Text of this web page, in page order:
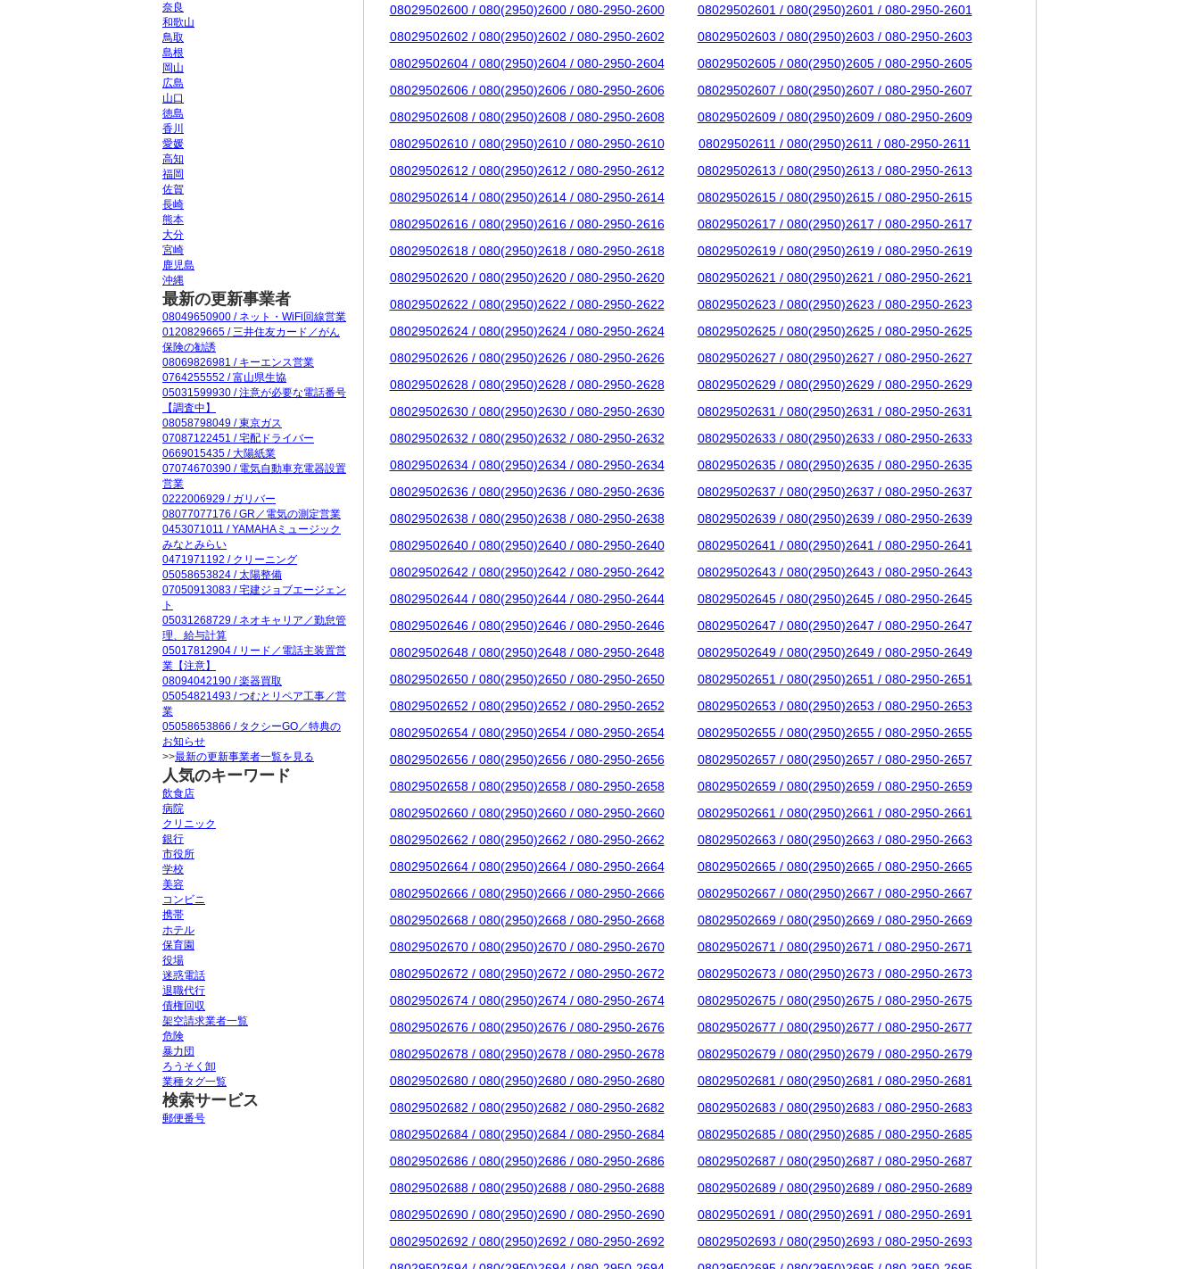
08029502600 / 080(2950)2600 / 080-2950-2600
08029502601 / 080(2950)2601 / 080-2950-2601
08029502602 / 080(2950)2602 / 080-2950-2602
08029502603 / 080(2950)2603 / 080-2950-2603
08029502604 / 080(2950)2604 / 080-2950-2604
08029502605 / 080(2950)2605 / 080-2950-2605
08029502606 / 080(2950)2606 / 080-2950-2606
08029502607 / 080(2950)2607 / 080-2950-2607
08029502608 / 080(2950)2608 / 080-2950-2608
08029502609 / 080(2950)2609 / 080-2950-2609
08029502610 / 080(2950)2610 / 080-2950-2610
08029502611 / 080(2950)2611 / 080-2950-2611
08029502612 / 080(2950)2612 / 080-2950-2612
08029502613 / 080(2950)2613 / 080-2950-2613
08029502614 / 080(2950)2614 / 080-2950-2614
08029502615 / 080(2950)2615 / 080-2950-2615
08029502616 / 080(2950)2616 / 080-2950-2616
08029502617 / 080(2950)2617 / 080-2950-2617
08029502618 / 080(2950)2618 / 080-2950-2618
08029502619 / 080(2950)2619 / 080-2950-2619
08029502620 / 080(2950)2620 / 080-2950-2620
08029502621 / 080(2950)2621 / 080-2950-2621
08029502622 / 080(2950)2622 / 080-2950-2622
08029502623 / 080(2950)2623 / 080-2950-2623
08029502624 / 080(2950)2624 / 080-2950-2624
08029502625 / 080(2950)2625 / 080-2950-2625
08029502626 / 080(2950)2626 / 080-2950-2626
08029502627 / 080(2950)2627 / 080-2950-2627
08029502628 / 080(2950)2628 / 080-2950-2628
08029502629 / 080(2950)2629 / 080-2950-2629
08029502630 / 080(2950)2630 / 080-2950-2630
08029502631 / 080(2950)2631 / 080-2950-2631
08029502632 / 080(2950)2632 / 080-2950-2632
08029502633 / 080(2950)2633 / 080-2950-2633
08029502634 / 080(2950)2634 / 080-2950-2634
08029502635 / 080(2950)2635 / 080-2950-2635
08029502636 / 080(2950)2636 / 080-2950-2636
08029502637 / 080(2950)2637 / 080-2950-2637
08029502638 / 080(2950)2638 / 080-2950-2638
08029502639 / 080(2950)2639 / 080-2950-2639
08029502640 / 080(2950)2640 / 080-2950-2640
08029502641 / 080(2950)2641 / 080-2950-2641
08029502642 / 080(2950)2642 / 080-2950-2642
08029502643 / 080(2950)2643 / 080-2950-2643
08029502644 / 080(2950)2644 / 080-2950-2644
08029502645 / 080(2950)2645 / 080-2950-2645
08029502646 / 080(2950)2646 / 080-2950-2646
08029502647 / 080(2950)2647 / 080-2950-2647
08029502648 / 080(2950)2648 / 080-2950-2648
08029502649 / 080(2950)2649 / 080-2950-2649
08029502650 / 080(2950)2650 / 080-2950-2650
08029502651 / 080(2950)2651 / 080-2950-2651
08029502652 / 080(2950)2652 / 080-2950-2652
08029502653 / 080(2950)2653 / 080-2950-2653
08029502654 / 080(2950)2654 / 080-2950-2654
08029502655 / 080(2950)2655 / 080-2950-2655
08029502656 / 080(2950)2656 / 080-2950-2656
08029502657 / 080(2950)2657 / 080-2950-2657
08029502658 / 080(2950)2658 / 080-2950-2658
08029502659 / 080(2950)2659 / 080-2950-2659
08029502660 / 080(2950)2660 / 080-2950-2660
08029502661 / 080(2950)2661 / 080-2950-2661
08029502662 / 080(2950)2662 / 080-2950-2662
08029502663 / 080(2950)2663 / 080-2950-2663
08029502664 / 080(2950)2664 / 080-2950-2664
08029502665 / 080(2950)2665 / 080-2950-2665
08029502666 / 080(2950)2666 / 080-2950-2666
08029502667 / 080(2950)2667 / 080-2950-2667
08029502668 / 080(2950)2668 / 080-2950-2668
08029502669 / 080(2950)2669 / 080-2950-2669
08029502670 / 080(2950)2670 / 080-2950-2670
08029502671 / 080(2950)2671 / 080-2950-2671
08029502672 / 080(2950)2672 / 080-2950-2672
08029502673 / 080(2950)2673 / 080-2950-2673
08029502674 / 080(2950)2674 / 080-2950-2674
08029502675 / 080(2950)2675 / 080-2950-2675
08029502676 / 080(2950)2676 / 080-2950-2676
08029502677 / 080(2950)2677 / 080-2950-2677
08029502678 / 080(2950)2678 / 080-2950-2678
08029502679 / 080(2950)2679 / 080-2950-2679
08029502680 / 080(2950)2680 / 080-2950-2680
08029502681 / 080(2950)2681 / 080-2950-2681
08029502682 / 080(2950)2682 / 080-2950-2682
08029502683 / 080(2950)2683 / 080-2950-2683
08029502684 / 080(2950)2684 / 080-2950-2684
08029502685 / 080(2950)2685 / 080-2950-2685
08029502686 / 080(2950)2686 / 080-2950-2686
08029502687 / 080(2950)2687 / 080-2950-2687
08029502688 / 080(2950)2688 / 080-2950-2688
08029502689 / 080(2950)2689 / 080-2950-2689
08029502690 / 080(2950)2690 / 080-2950-2690
08029502691 / 080(2950)2691 / 080-2950-2691
08029502692 / 080(2950)2692 / 080-2950-2692
08029502693 / 080(2950)2693 / 080-2950-2693
奈良
和歌山
鳥取
島根
岡山
広島
山口
徳島
香川
愛媛
高知
福岡
佐賀
長崎
熊本
大分
宮崎
鹿児島
沖縄
最新の更新事業者
08049650900 / ネット・WiFi回線営業
0120829665 / 三井住友カード／がん
保険の勧誘
08069826981 / キーエンス営業
0764255552 / 富山県生協
05031599930 / 注意が必要な電話番号
【調査中】
08058798049 / 東京ガス
07087122451 / 宅配ドライバー
0669015435 / 大陽紙業
07074670390 / 電気自動車充電器設置
営業
0222006929 / ガリバー
08077077176 / GR／電気の測定営業
0453071011 / YAMAHAミュージック
みなとみらい
0471971192 / クリーニング
05058653824 / 太陽整備
07050913083 / 宅建ジョブエージェン
ト
05031268729 / ネオキャリア／勤怠管
理、給与計算
05017812904 / リード／電話主装置営
業【注意】
08094042190 / 楽器買取
05054821493 / つむとリペア工事／営
業
05058653866 / タクシーGO／特典の
お知らせ
>>最新の更新事業者一覧を見る
人気のキーワード
飲食店
病院
クリニック
銀行
市役所
学校
美容
コンビニ
携帯
ホテル
保育園
役場
迷惑電話
退職代行
債権回収
架空請求業者一覧
危険
暴力団
ろうそく卸
業種タグ一覧
検索サービス
郵便番号